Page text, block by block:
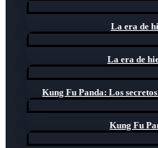
La era de
La era de
Kung Fu Panda: Los
Kung Fu